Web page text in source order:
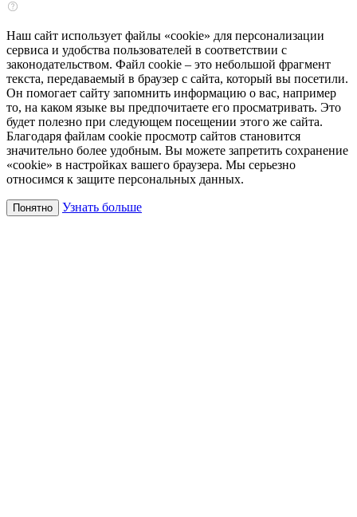
Наш сайт использует файлы «cookie» для персонализации
сервиса и удобства пользователей в соответствии с
законодательством. Файл cookie – это небольшой фрагмент
текста, передаваемый в браузер с сайта, который вы посетили.
Он помогает сайту запомнить информацию о вас, например
то, на каком языке вы предпочитаете его просматривать. Это
будет полезно при следующем посещении этого же сайта.
Благодаря файлам cookie просмотр сайтов становится
значительно более удобным. Вы можете запретить сохранение
«cookie» в настройках вашего браузера. Мы серьезно
относимся к защите персональных данных.
Понятно Узнать больше